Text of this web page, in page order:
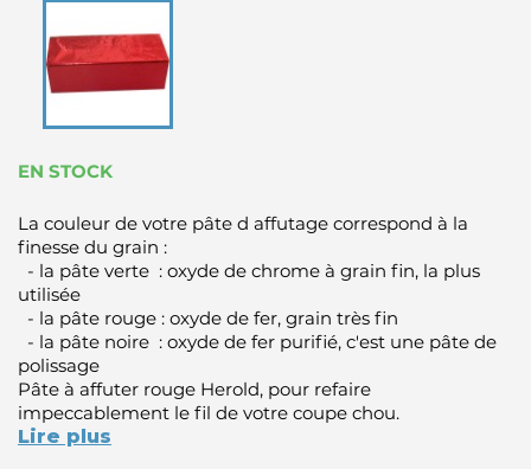
EN STOCK
La couleur de votre pâte d affutage correspond à la
finesse du grain :
- la pâte verte : oxyde de chrome à grain fin, la plus
utilisée
- la pâte rouge : oxyde de fer, grain très fin
- la pâte noire : oxyde de fer purifié, c'est une pâte de
polissage
Pâte à affuter rouge Herold, pour refaire
impeccablement le fil de votre coupe chou.
Lire plus